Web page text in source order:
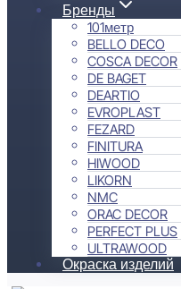
Бренды
101метр
BELLO DECO
COSCA DECOR
DE BAGET
DEARTIO
EVROPLAST
FEZARD
FINITURA
HIWOOD
LIKORN
NMC
ORAC DECOR
PERFECT PLUS
ULTRAWOOD
Окраска изделий